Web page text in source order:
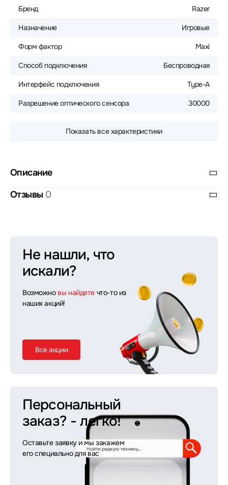
Бренд Razer
Назначение Игровые
Форм фактор Maxi
Способ подключения Беспроводная
Интерфейс подключения Type-A
Разрешение оптического сенсора 30000
Показать все характеристики
Описание
Отзывы 0
Не нашли, что
искали?
Возможно вы найдете что-то из
наших акций!
Все акции
Персональный
заказ? - легко!
Оставьте заявку и мы закажем
его специально для вас